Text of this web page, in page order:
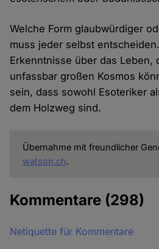
Welche Form glaubwürdiger
muss jeder selbst
Erkenntnisse über das Leben,
unfassbar großen Kosmos
sein, dass sowohl Esoteriker
dem Holzweg sind.
Übernahme mit freundlicher
watson.ch.
Kommentare (298)
Netiquette für Kommentare